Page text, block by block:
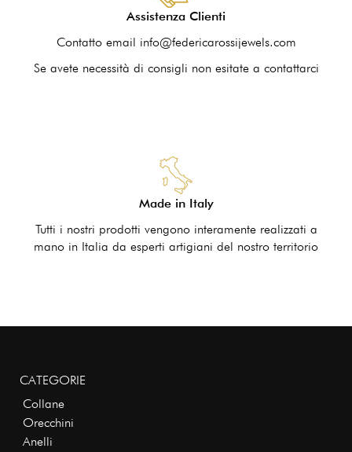
Assistenza Clienti
Contatto email info@federicarossijewels.com
Se avete necessità di consigli non esitate a contattarci
Made in Italy
Tutti i nostri prodotti vengono interamente realizzati a
mano in Italia da esperti artigiani del nostro territorio
CATEGORIE
Collane
Orecchini
Anelli